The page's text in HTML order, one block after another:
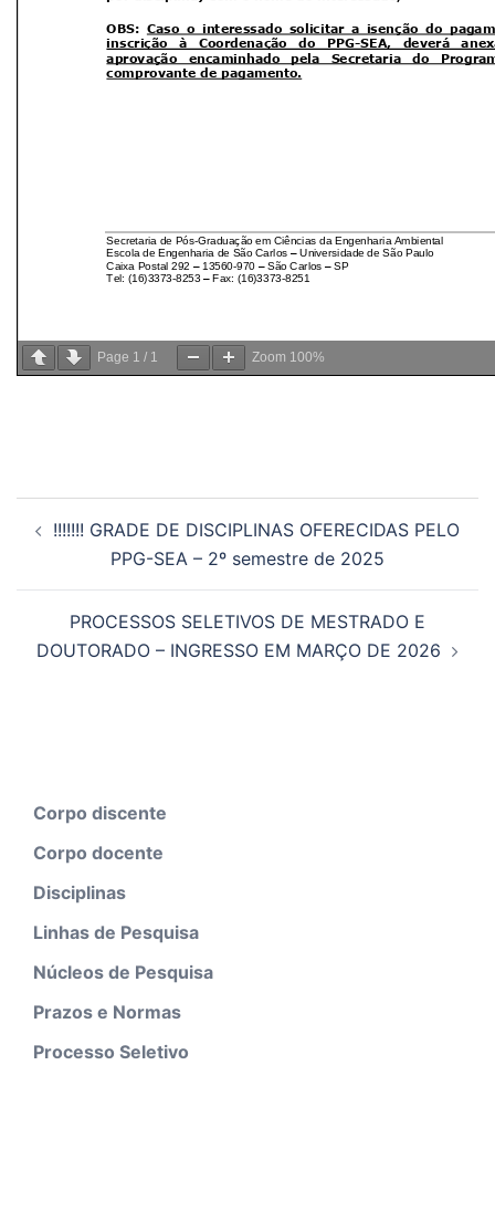
Page 1 / 1 Zoom 100%
!!!!!!! GRADE DE DISCIPLINAS OFERECIDAS PELO
PPG-SEA – 2º semestre de 2025
PROCESSOS SELETIVOS DE MESTRADO E
DOUTORADO – INGRESSO EM MARÇO DE 2026
Corpo discente
Corpo docente
Disciplinas
Linhas de Pesquisa
Núcleos de Pesquisa
Prazos e Normas
Processo Seletivo